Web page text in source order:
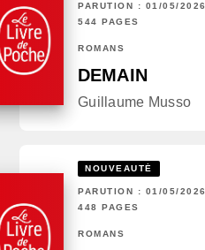
PARUTION : 01/05/2026
544 PAGES
ROMANS
DEMAIN
Guillaume Musso
NOUVEAUTÉ
PARUTION : 01/05/2026
448 PAGES
ROMANS